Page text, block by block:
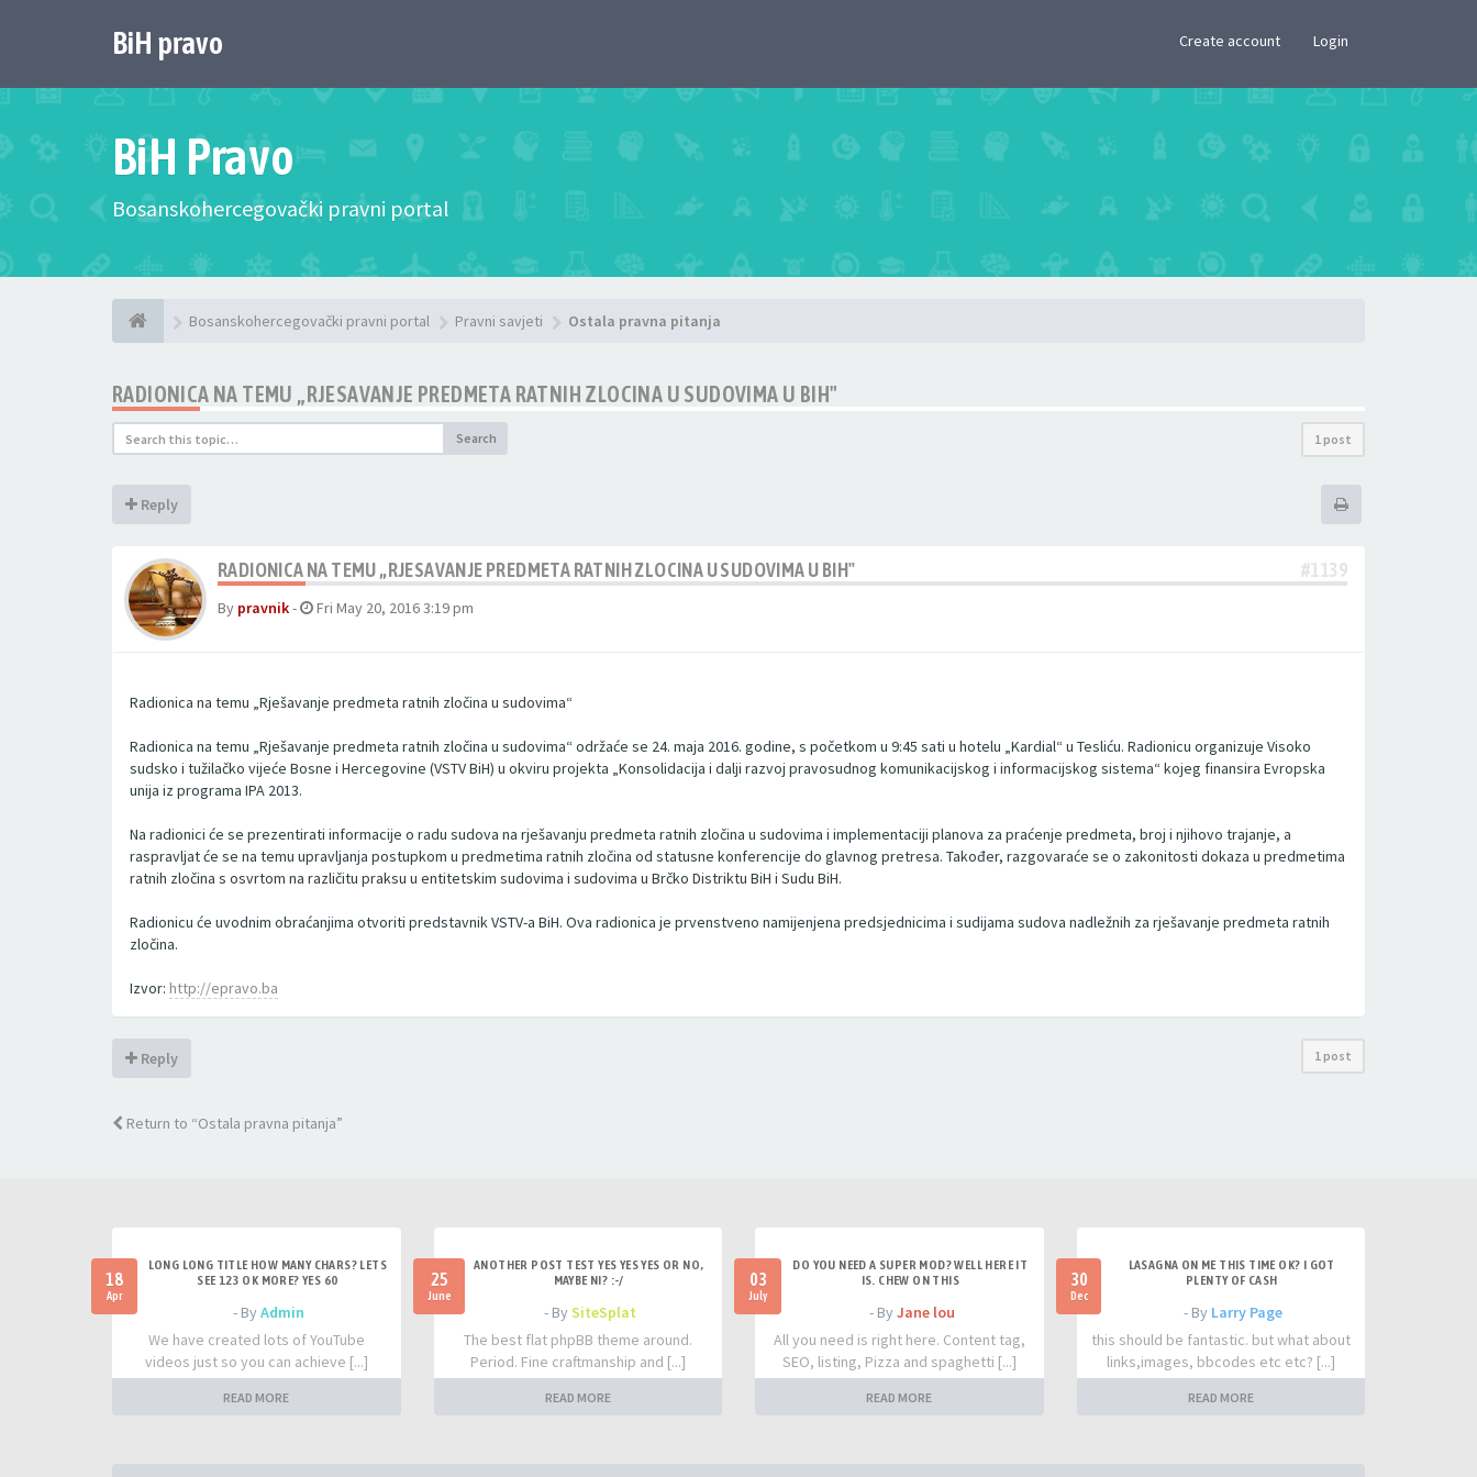
BiH pravo Create account Login
BiH Pravo
Bosanskohercegovački pravni portal
Bosanskohercegovački pravni portal Pravni savjeti Ostala pravna pitanja
RADIONICA NA TEMU „RJESAVANJE PREDMETA RATNIH ZLOCINA U SUDOVIMA U BIH"
Search 1 post
Reply
RADIONICA NA TEMU „RJESAVANJE PREDMETA RATNIH ZLOCINA U SUDOVIMA U BIH" #1139
By pravnik- Fri May 20, 2016 3:19 pm
Radionica na temu „Rješavanje predmeta ratnih zločina u sudovima“
Radionica na temu „Rješavanje predmeta ratnih zločina u sudovima“ održaće se 24. maja 2016. godine, s početkom u 9:45 sati u hotelu „Kardial“ u Tesliću. Radionicu organizuje Visoko
sudsko i tužilačko vijeće Bosne i Hercegovine (VSTV BiH) u okviru projekta „Konsolidacija i dalji razvoj pravosudnog komunikacijskog i informacijskog sistema“ kojeg finansira Evropska
unija iz programa IPA 2013.
Na radionici će se prezentirati informacije o radu sudova na rješavanju predmeta ratnih zločina u sudovima i implementaciji planova za praćenje predmeta, broj i njihovo trajanje, a
raspravljat će se na temu upravljanja postupkom u predmetima ratnih zločina od statusne konferencije do glavnog pretresa. Također, razgovaraće se o zakonitosti dokaza u predmetima
ratnih zločina s osvrtom na različitu praksu u entitetskim sudovima i sudovima u Brčko Distriktu BiH i Sudu BiH.
Radionicu će uvodnim obraćanjima otvoriti predstavnik VSTV-a BiH. Ova radionica je prvenstveno namijenjena predsjednicima i sudijama sudova nadležnih za rješavanje predmeta ratnih
zločina.
Izvor: http://epravo.ba
Reply 1 post
Return to “Ostala pravna pitanja”
18
Apr
LONG LONG TITLE HOW MANY CHARS? LETS
SEE 123 OK MORE? YES 60
- ByAdmin
We have created lots of YouTube
videos just so you can achieve [...]
READ MORE
25
June
ANOTHER POST TEST YES YES YES OR NO,
MAYBE NI? :-/
- BySiteSplat
The best flat phpBB theme around.
Period. Fine craftmanship and [...]
READ MORE
03
July
DO YOU NEED A SUPER MOD? WELL HERE IT
IS. CHEW ON THIS
- By Jane lou
All you need is right here. Content tag,
SEO, listing, Pizza and spaghetti [...]
READ MORE
30
Dec
LASAGNA ON ME THIS TIME OK? I GOT
PLENTY OF CASH
- By Larry Page
this should be fantastic. but what about
links,images, bbcodes etc etc? [...]
READ MORE